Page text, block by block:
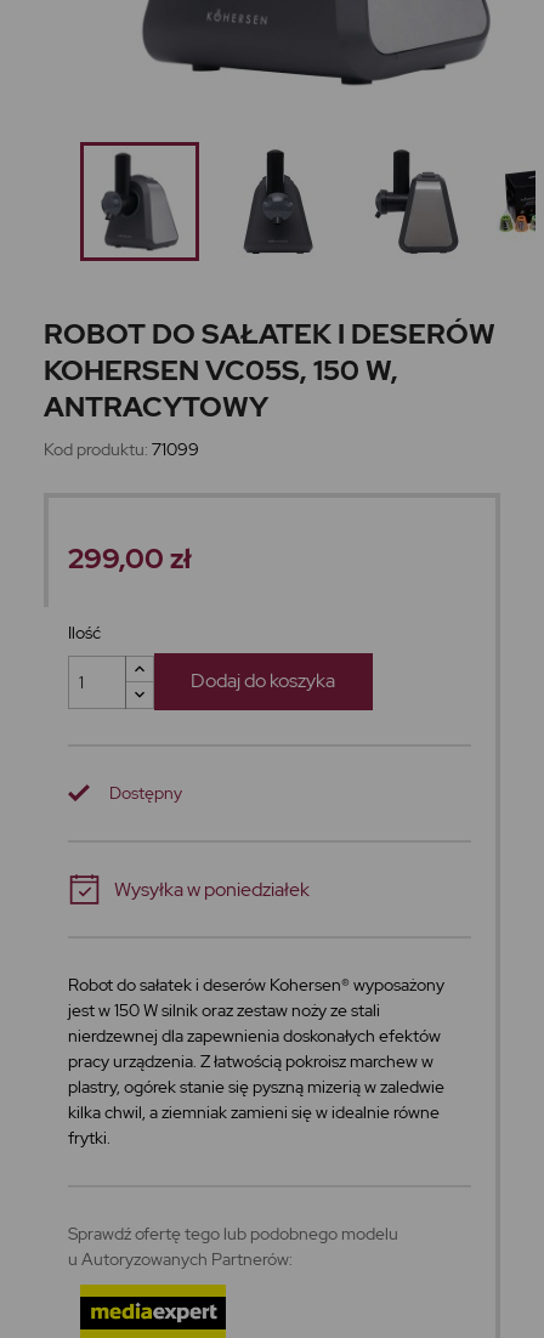
ROBOT DO SAŁATEK I DESERÓW
KOHERSEN VC05S, 150 W,
ANTRACYTOWY
Kod produktu: 71099
299,00 zł
Ilość
Dodaj do koszyka
Dostępny
Wysyłka w poniedziałek
Robot do sałatek i deserów Kohersen® wyposażony
jest w 150 W silnik oraz zestaw noży ze stali
nierdzewnej dla zapewnienia doskonałych efektów
pracy urządzenia. Z łatwością pokroisz marchew w
plastry, ogórek stanie się pyszną mizerią w zaledwie
kilka chwil, a ziemniak zamieni się w idealnie równe
frytki.
Sprawdź ofertę tego lub podobnego modelu
u Autoryzowanych Partnerów: